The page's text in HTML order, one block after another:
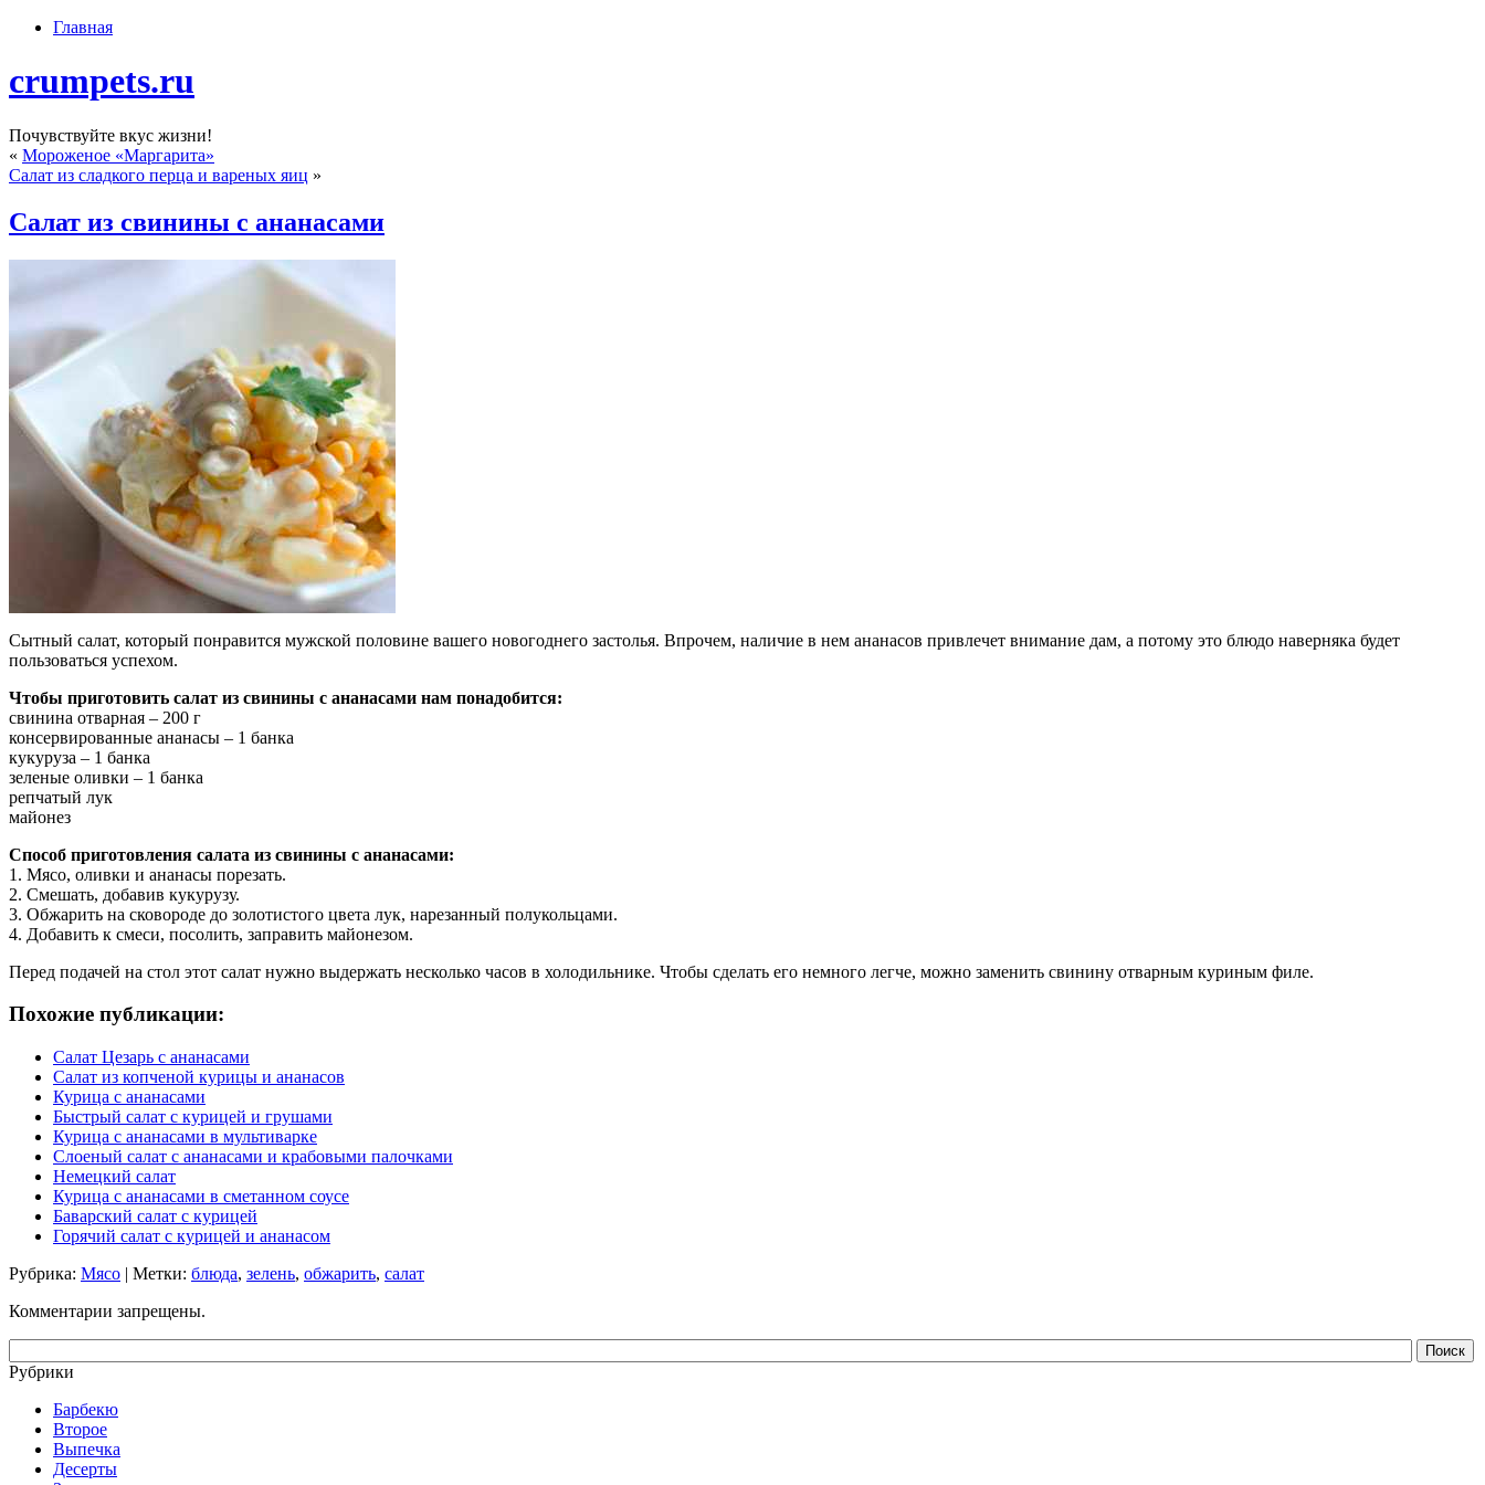
Главная
crumpets.ru
Почувствуйте вкус жизни!
« Мороженое «Маргарита»
Салат из сладкого перца и вареных яиц »
Салат из свинины с ананасами
Сытный салат, который понравится мужской половине вашего новогоднего застолья. Впрочем, наличие в нем ананасов привлечет внимание дам, а потому это блюдо наверняка будет
пользоваться успехом.
Чтобы приготовить салат из свинины с ананасами нам понадобится:
свинина отварная – 200 г
консервированные ананасы – 1 банка
кукуруза – 1 банка
зеленые оливки – 1 банка
репчатый лук
майонез
Способ приготовления салата из свинины с ананасами:
1. Мясо, оливки и ананасы порезать.
2. Смешать, добавив кукурузу.
3. Обжарить на сковороде до золотистого цвета лук, нарезанный полукольцами.
4. Добавить к смеси, посолить, заправить майонезом.
Перед подачей на стол этот салат нужно выдержать несколько часов в холодильнике. Чтобы сделать его немного легче, можно заменить свинину отварным куриным филе.
Похожие публикации:
Салат Цезарь с ананасами
Салат из копченой курицы и ананасов
Курица с ананасами
Быстрый салат с курицей и грушами
Курица с ананасами в мультиварке
Слоеный салат с ананасами и крабовыми палочками
Немецкий салат
Курица с ананасами в сметанном соусе
Баварский салат с курицей
Горячий салат с курицей и ананасом
Рубрика: Мясо | Метки: блюда, зелень, обжарить, салат
Комментарии запрещены.
Рубрики
Барбекю
Второе
Выпечка
Десерты